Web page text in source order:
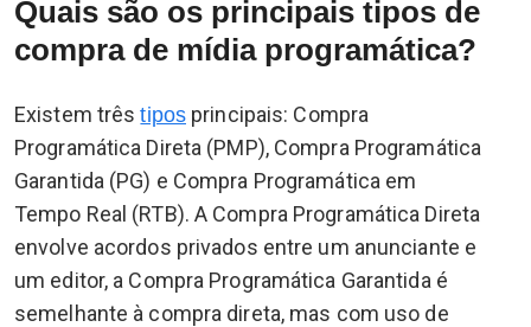
Quais são os principais tipos de
compra de mídia programática?
Existem trêstipos principais: Compra
Programática Direta (PMP), Compra Programática
Garantida (PG) e Compra Programática em
Tempo Real (RTB). A Compra Programática Direta
envolve acordos privados entre um anunciante e
um editor, a Compra Programática Garantida é
semelhante à compra direta, mas com uso de